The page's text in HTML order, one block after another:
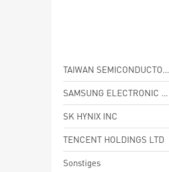
TAIWAN SEMICONDUCTOR MANUFAC
SAMSUNG ELECTRONIC CO LTD
SK HYNIX INC
TENCENT HOLDINGS LTD
Sonstiges